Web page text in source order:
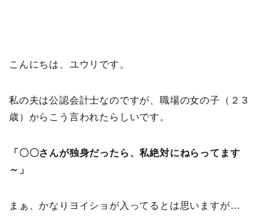
こんにちは、ユウリです。
私の夫は公認会計士なのですが、職場の女の子（２３
歳）からこう言われたらしいです。
「〇〇さんが独身だったら、私絶対にねらってます
～」
まぁ、かなりヨイショが入ってるとは思いますが…